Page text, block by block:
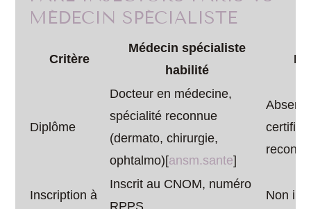
MÉDECIN SPÉCIALISTE
Critère
Médecin spécialiste
habilité
Diplôme
Docteur en médecine,
spécialité reconnue
(dermato, chirurgie,
ophtalmo)[ansm.sante]​
Inscription à
Inscrit au CNOM, numéro
Non